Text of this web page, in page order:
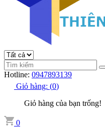
Hotline: 0947893139
Giỏ hàng: (0)
Giỏ hàng của bạn trống!
0